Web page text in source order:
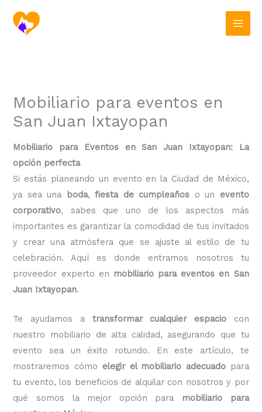
contenido
Mobiliario para eventos en
San Juan Ixtayopan
Mobiliario para Eventos en San Juan Ixtayopan: La
opción perfecta
Si estás planeando un evento en la Ciudad de México,
ya sea una
boda,fiesta de cumpleaños o un evento
corporativo, sabes que uno de los aspectos más
importantes es garantizar la comodidad de tus invitados
y crear una atmósfera que se ajuste al estilo de tu
celebración. Aquí es donde entramos nosotros tu
proveedor experto en mobiliario para eventos en San
Juan Ixtayopan.
Te ayudamos a transformar cualquier espaciocon
nuestro mobiliario de alta calidad, asegurando que tu
evento sea un éxito rotundo. En este artículo, te
mostraremos cómo elegir el mobiliario adecuadopara
tu evento, los beneficios de alquilar con nosotros y por
qué somos la mejor opción para
mobiliario para